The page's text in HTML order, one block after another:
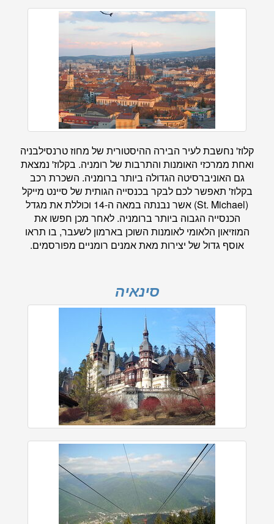
קלוז' נחשבת לעיר הבירה ההיסטורית של מחוז טרנסילבניה
ואחת ממרכזי האומנות והתרבות של רומניה. בקלוז' נמצאת
גם האוניברסיטה הגדולה ביותר ברומניה. השכרת רכב
בקלוז' תאפשר לכם לבקר בכנסייה הגותית של סיינט מייקל
(St. Michael) אשר נבנתה במאה ה-14 וכוללת את מגדל
הכנסייה הגבוה ביותר ברומניה. לאחר מכן חפשו את
המוזיאון הלאומי לאומנות השוכן בארמון לשעבר, בו תראו
אוסף גדול של יצירות מאת אמנים רומניים מפורסמים.
סינאיה